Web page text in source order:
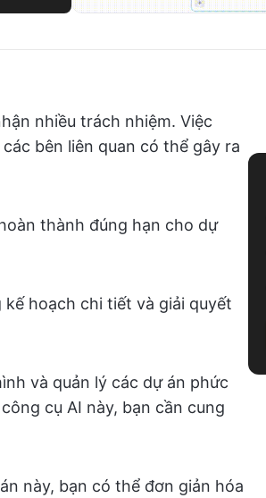
nhiều trách nhiệm. Việc
bên liên quan có thể gây ra
thành đúng hạn cho dự
hoạch chi tiết và giải quyết
và quản lý các dự án phức
cụ AI này, bạn cần cung
này, bạn có thể đơn giản hóa